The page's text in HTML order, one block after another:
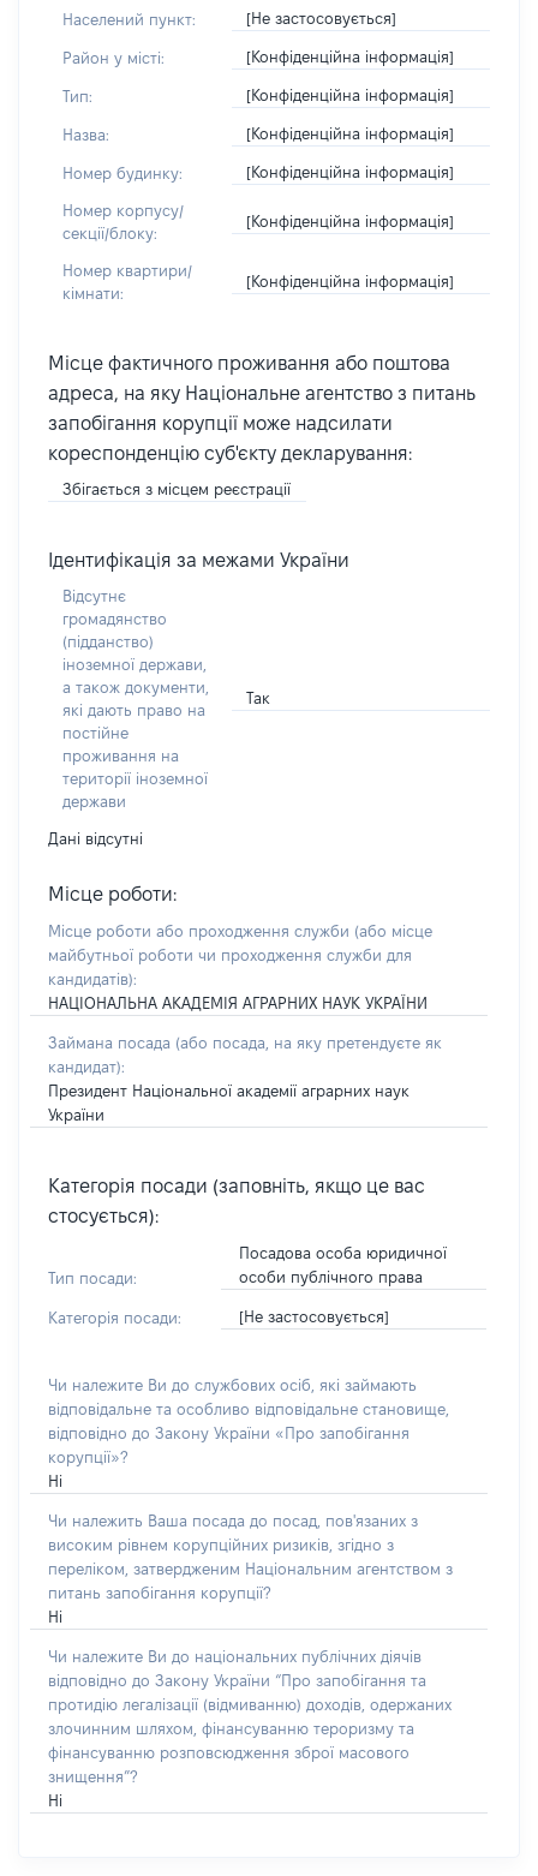
Населений пункт: [Не застосовується]
Район у місті: [Конфіденційна інформація]
Тип: [Конфіденційна інформація]
Назва: [Конфіденційна інформація]
Номер будинку: [Конфіденційна інформація]
Номер корпусу/
секції/блоку:
[Конфіденційна інформація]
Номер квартири/
кімнати:
[Конфіденційна інформація]
Місце фактичного проживання або поштова
адреса, на яку Національне агентство з питань
запобігання корупції може надсилати
кореспонденцію суб'єкту декларування:
Збігається з місцем реєстрації
Ідентифікація за межами України
Відсутнє
громадянство
(підданство)
іноземної держави,
а також документи,
які дають право на
постійне
проживання на
території іноземної
держави
Так
Дані відсутні
Місце роботи:
Місце роботи або проходження служби (або місце
майбутньої роботи чи проходження служби для
кандидатів):
НАЦІОНАЛЬНА АКАДЕМІЯ АГРАРНИХ НАУК УКРАЇНИ
Займана посада (або посада, на яку претендуєте як
кандидат):
Президент Національної академії аграрних наук
України
Категорія посади (заповніть, якщо це вас
стосується):
Тип посади:
Посадова особа юридичної
особи публічного права
Категорія посади: [Не застосовується]
Чи належите Ви до службових осіб, які займають
відповідальне та особливо відповідальне становище,
відповідно до Закону України «Про запобігання
корупції»?
Ні
Чи належить Ваша посада до посад, пов'язаних з
високим рівнем корупційних ризиків, згідно з
переліком, затвердженим Національним агентством з
питань запобігання корупції?
Ні
Чи належите Ви до національних публічних діячів
відповідно до Закону України “Про запобігання та
протидію легалізації (відмиванню) доходів, одержаних
злочинним шляхом, фінансуванню тероризму та
фінансуванню розповсюдження зброї масового
знищення”?
Ні